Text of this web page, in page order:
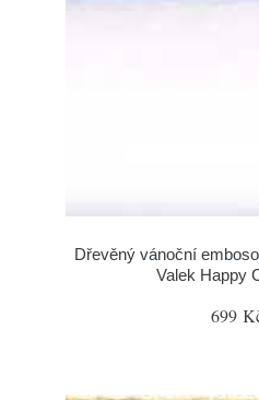
Dřevěný vánoční
Valek Happy
699